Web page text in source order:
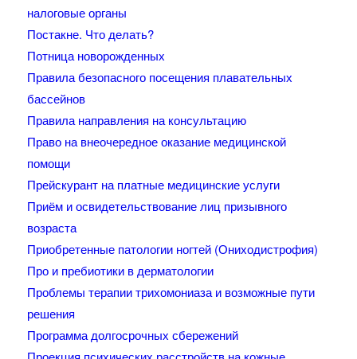
налоговые органы
Постакне. Что делать?
Потница новорожденных
Правила безопасного посещения плавательных
бассейнов
Правила направления на консультацию
Право на внеочередное оказание медицинской
помощи
Прейскурант на платные медицинские услуги
Приём и освидетельствование лиц призывного
возраста
Приобретенные патологии ногтей (Ониходистрофия)
Про и пребиотики в дерматологии
Проблемы терапии трихомониаза и возможные пути
решения
Программа долгосрочных сбережений